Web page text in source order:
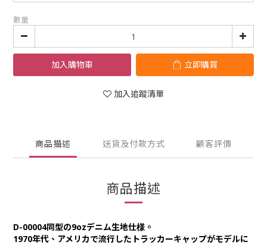
數量
加入購物車 立即購買
加入追蹤清單
商品描述 送貨及付款方式 顧客評價
商品描述
D-00004同型の9ozデニム生地仕様。
1970年代、アメリカで流行したトラッカーキャップがモデルに